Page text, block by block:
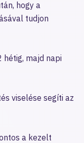
hogy a
tudjon
hétig, majd napi
viselése segíti az
a kezelt